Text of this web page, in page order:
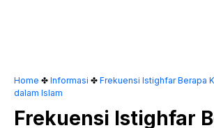
Home ✤ Informasi ✤ Frekuensi Istighfar Berapa
dalam Islam
Frekuensi Istighfar